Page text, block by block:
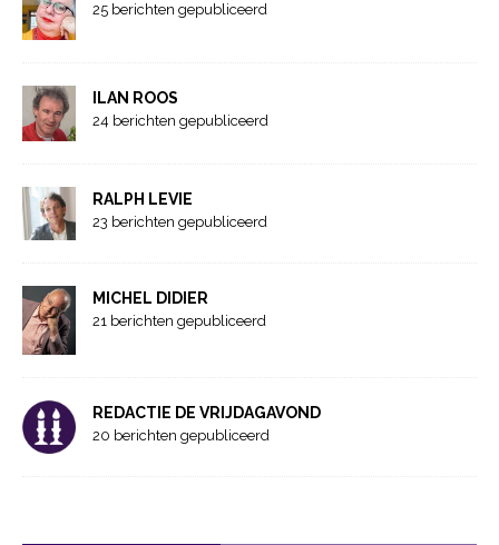
25 berichten gepubliceerd
ILAN ROOS
24 berichten gepubliceerd
RALPH LEVIE
23 berichten gepubliceerd
MICHEL DIDIER
21 berichten gepubliceerd
REDACTIE DE VRIJDAGAVOND
20 berichten gepubliceerd